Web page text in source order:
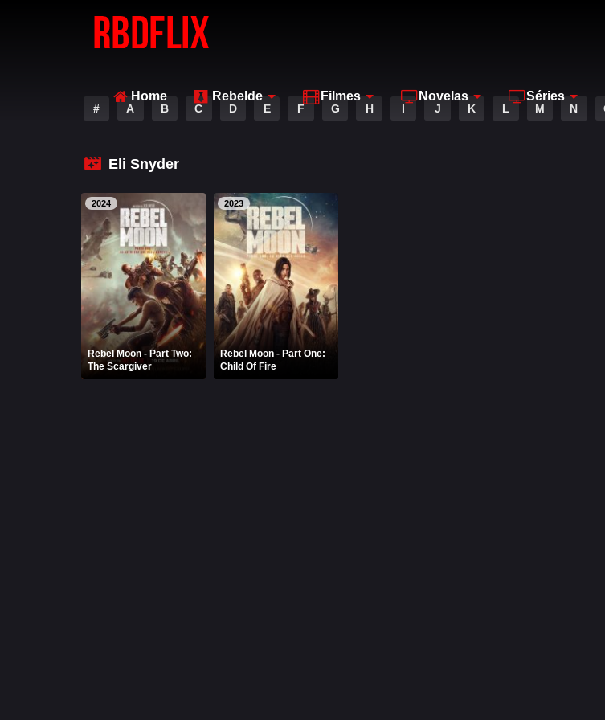
Home Rebelde Filmes Novelas Séries
# A B C D E F G H I J K L M N
Eli Snyder
2024
Rebel Moon - Part Two:
The Scargiver
2023
Rebel Moon - Part One:
Child Of Fire